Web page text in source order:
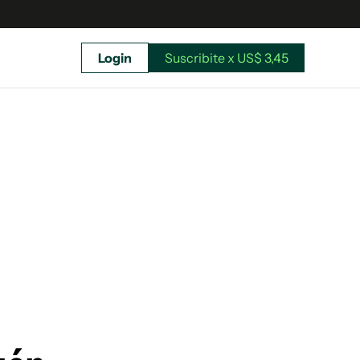
Login Suscribite x US$ 3,45